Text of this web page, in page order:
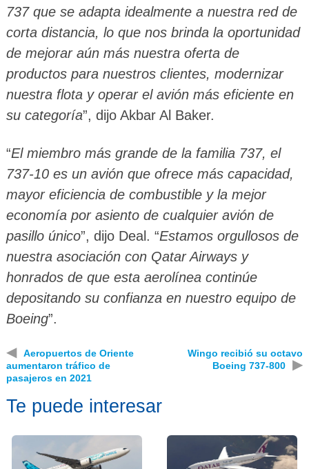
737 que se adapta idealmente a nuestra red de
corta distancia, lo que nos brinda la oportunidad
de mejorar aún más nuestra oferta de
productos para nuestros clientes, modernizar
nuestra flota y operar el avión más eficiente en
su categoría”, dijo Akbar Al Baker.
“El miembro más grande de la familia 737, el
737-10 es un avión que ofrece más capacidad,
mayor eficiencia de combustible y la mejor
economía por asiento de cualquier avión de
pasillo único”, dijo Deal. “Estamos orgullosos de
nuestra asociación con Qatar Airways y
honrados de que esta aerolínea continúe
depositando su confianza en nuestro equipo de
Boeing”.
◀
Aeropuertos de Oriente
aumentaron tráfico de
pasajeros en 2021
Wingo recibió su octavo
Boeing 737-800
▶
Te puede interesar